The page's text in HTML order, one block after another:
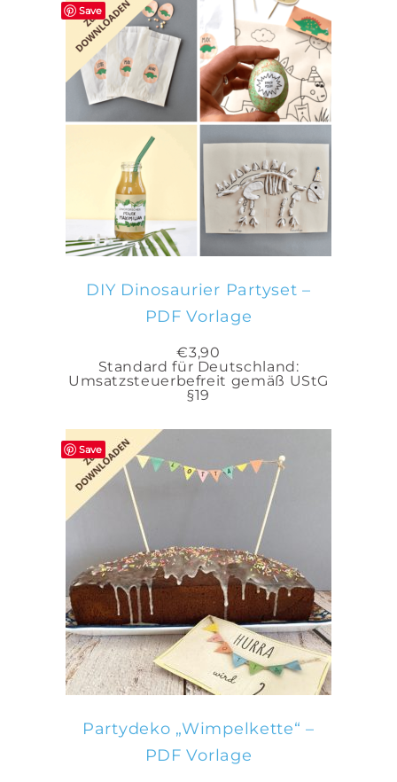
Save
IN DEN WARENKORB
DIY Dinosaurier Partyset –
PDF Vorlage
€3,90
Standard für Deutschland:
Umsatzsteuerbefreit gemäß UStG
§19
Save
IN DEN WARENKORB
Partydeko „Wimpelkette“ –
PDF Vorlage